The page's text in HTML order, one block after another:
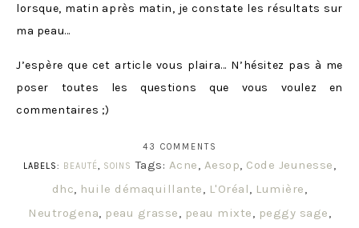
lorsque, matin après matin, je constate les résultats sur
ma peau…
J’espère que cet article vous plaira… N’hésitez pas à me
poser toutes les questions que vous voulez en
commentaires ;)
43 COMMENTS
LABELS: BEAUTÉ, SOINS Tags: Acne, Aesop, Code Jeunesse,
dhc, huile démaquillante, L'Oréal, Lumière,
Neutrogena, peau grasse, peau mixte, peggy sage,